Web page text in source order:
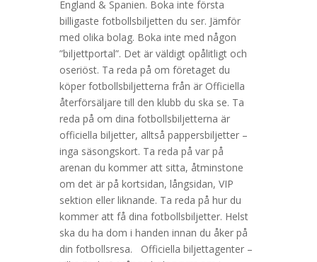
England & Spanien. Boka inte första
billigaste fotbollsbiljetten du ser. Jämför
med olika bolag. Boka inte med någon
”biljettportal”. Det är väldigt opålitligt och
oseriöst. Ta reda på om företaget du
köper fotbollsbiljetterna från är Officiella
återförsäljare till den klubb du ska se. Ta
reda på om dina fotbollsbiljetterna är
officiella biljetter, alltså pappersbiljetter –
inga säsongskort. Ta reda på var på
arenan du kommer att sitta, åtminstone
om det är på kortsidan, långsidan, VIP
sektion eller liknande. Ta reda på hur du
kommer att få dina fotbollsbiljetter. Helst
ska du ha dom i handen innan du åker på
din fotbollsresa. Officiella biljettagenter –